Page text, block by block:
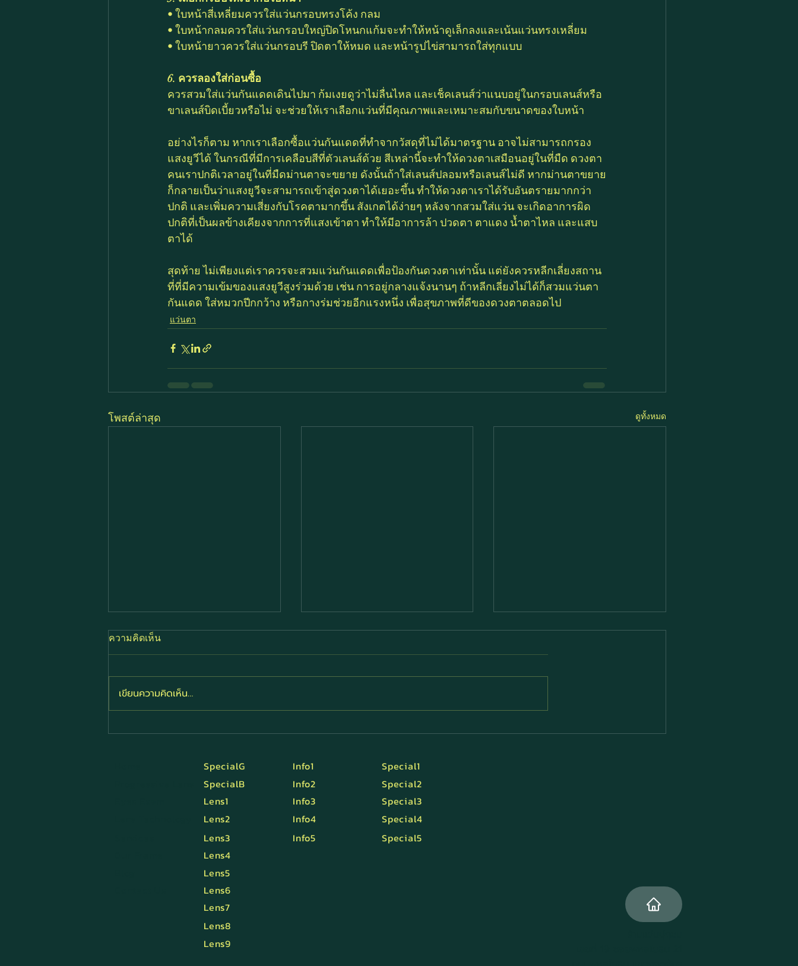
• ใบหน้าสี่เหลี่ยมควรใส่แว่นกรอบทรงโค้ง กลม
• ใบหน้ากลมควรใส่แว่นกรอบใหญ่ปิดโหนกแก้มจะทำให้หน้าดูเล็กลงและเน้นแว่นทรงเหลี่ยม
• ใบหน้ายาวควรใส่แว่นกรอบรี ปิดตาให้หมด และหน้ารูปไข่สามารถใส่ทุกแบบ
6. ควรลองใส่ก่อนซื้อ
ควรสวมใส่แว่นกันแดดเดินไปมา ก้มเงยดูว่าไม่ลื่นไหล และเช็คเลนส์ว่าแนบอยู่ในกรอบเลนส์หรือ
ขาเลนส์บิดเบี้ยวหรือไม่ จะช่วยให้เราเลือกแว่นที่มีคุณภาพและเหมาะสมกับขนาดของใบหน้า
อย่างไรก็ตาม หากเราเลือกซื้อแว่นกันแดดที่ทำจากวัสดุที่ไม่ได้มาตรฐาน อาจไม่สามารถกรอง
แสงยูวีได้ ในกรณีที่มีการเคลือบสีที่ตัวเลนส์ด้วย สีเหล่านี้จะทำให้ดวงตาเสมือนอยู่ในที่มืด ดวงตา
คนเราปกติเวลาอยู่ในที่มืดม่านตาจะขยาย ดังนั้นถ้าใส่เลนส์ปลอมหรือเลนส์ไม่ดี หากม่านตาขยาย
ก็กลายเป็นว่าแสงยูวีจะสามารถเข้าสู่ดวงตาได้เยอะขึ้น ทำให้ดวงตาเราได้รับอันตรายมากกว่า
ปกติ และเพิ่มความเสี่ยงกับโรคตามากขึ้น สังเกตได้ง่ายๆ หลังจากสวมใส่แว่น จะเกิดอาการผิด
ปกติที่เป็นผลข้างเคียงจากการที่แสงเข้าตา ทำให้มีอาการล้า ปวดตา ตาแดง น้ำตาไหล และแสบ
ตาได้
สุดท้าย ไม่เพียงแต่เราควรจะสวมแว่นกันแดดเพื่อป้องกันดวงตาเท่านั้น แต่ยังควรหลีกเลี่ยงสถาน
ที่ที่มีความเข้มของแสงยูวีสูงร่วมด้วย เช่น การอยู่กลางแจ้งนานๆ ถ้าหลีกเลี่ยงไม่ได้ก็สวมแว่นตา
กันแดด ใส่หมวกปีกกว้าง หรือกางร่มช่วยอีกแรงหนึ่ง เพื่อสุขภาพที่ดีของดวงตาตลอดไป
แว่นตา
โพสต์ล่าสุด ดูทั้งหมด
5 แบรนด์แว่นตาโลก ปรัชญา
ความคิดเห็น
เขียนความคิดเห็น…
SpecialG
SpecialB
Lens1
Lens2
Lens3
Lens4
Lens5
Lens6
Lens7
Lens8
Lens9
Info1
Special1
Info2
Special2
Info3
Special3
Info4
Special4
Info5
Special5